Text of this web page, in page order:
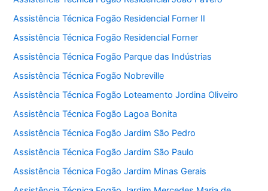
Assistência Técnica Fogão Residencial Forner II
Assistência Técnica Fogão Residencial Forner
Assistência Técnica Fogão Parque das Indústrias
Assistência Técnica Fogão Nobreville
Assistência Técnica Fogão Loteamento Jordina Oliveiro
Assistência Técnica Fogão Lagoa Bonita
Assistência Técnica Fogão Jardim São Pedro
Assistência Técnica Fogão Jardim São Paulo
Assistência Técnica Fogão Jardim Minas Gerais